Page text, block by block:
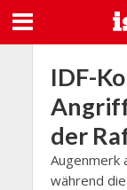
IDF-
der
Augenmerk
während